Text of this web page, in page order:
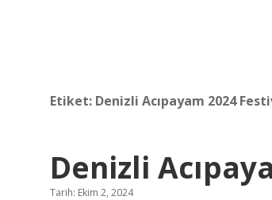
Etiket: Denizli Acıpayam 2024
Denizli
Tarih: Ekim 2, 2024